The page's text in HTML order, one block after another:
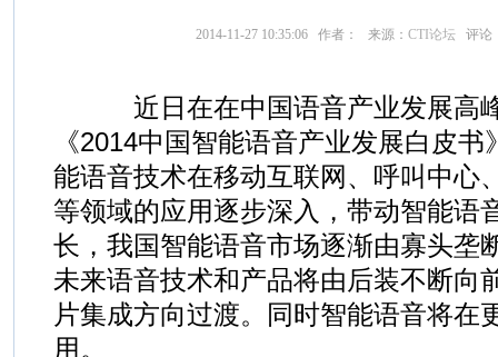
2014-11-27 10:35:06 作者： 来源： CTI论坛 评论
近日在在中国语音产业发展高峰
《2014中国智能语音产业发展白皮
能语音技术在移动互联网、呼叫中心
等领域的应用逐步深入，带动智能语
长，我国智能语音市场逐渐由寡头垄
未来语音技术和产品将由后装不断向
片集成方向过渡。同时智能语音将在
用。